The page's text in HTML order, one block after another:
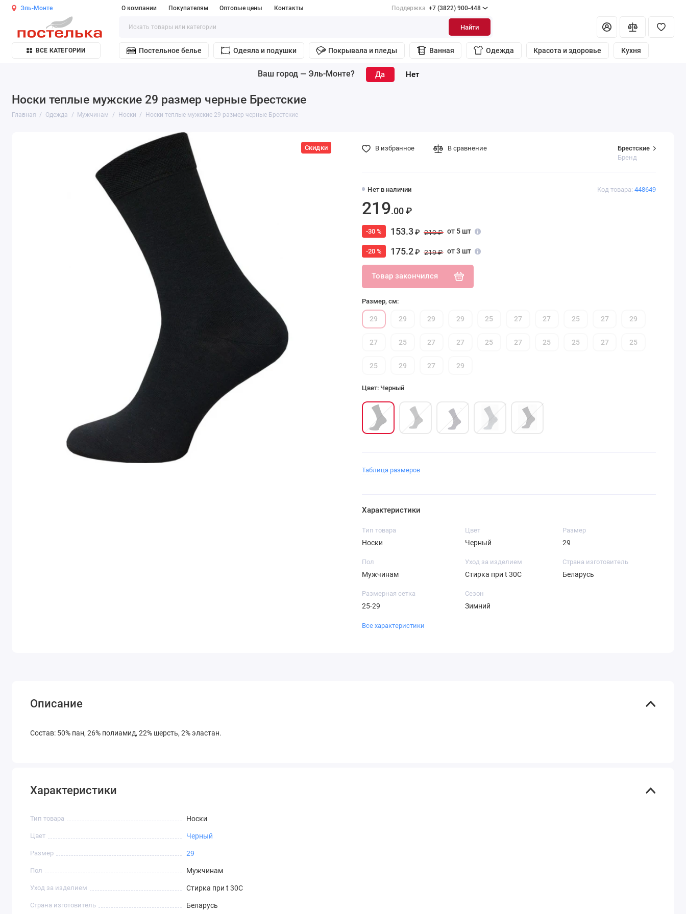
Эль-Монте О компании Покупателям Оптовые цены Контакты Поддержка +7 (3822) 900-448
Найти
ВСЕ КАТЕГОРИИ Постельное белье Одеяла и подушки Покрывала и пледы Ванная Одежда Красота и здоровье Кухня
Ваш город — Эль-Монте?
Носки теплые мужские 29 размер черные Брестские
Главная Одежда Мужчинам Носки Носки теплые мужские 29 размер черные Брестские
Скидки
Код товара: 448649
Брестские
Бренд
Нет в наличии
219.00 ₽
-30 % 153.3₽ 219 ₽ от 5 шт
-20 % 175.2₽ 219 ₽ от 3 шт
Товар закончился
Размер, см:
29 29 29 29 25 27 27 25 27 29
27 25 27 27 25 27 25 25 27 25
25 29 27 29
Цвет: Черный
В избранное В сравнение
Таблица размеров
Характеристики
Тип товара
Носки
Цвет
Черный
Размер
29
Пол
Мужчинам
Уход за изделием
Стирка при t 30С
Страна изготовитель
Беларусь
Размерная сетка
25-29
Сезон
Зимний
Все характеристики
Описание
Состав: 50% пан, 26% полиамид, 22% шерсть, 2% эластан.
Характеристики
Тип товара Носки
Цвет Черный
Размер 29
Пол Мужчинам
Уход за изделием Стирка при t 30С
Страна изготовитель Беларусь